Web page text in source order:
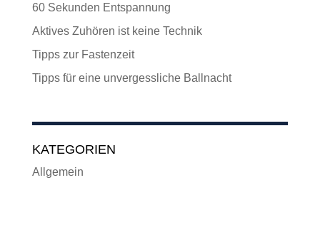
60 Sekunden Entspannung
Aktives Zuhören ist keine Technik
Tipps zur Fastenzeit
Tipps für eine unvergessliche Ballnacht
KATEGORIEN
Allgemein